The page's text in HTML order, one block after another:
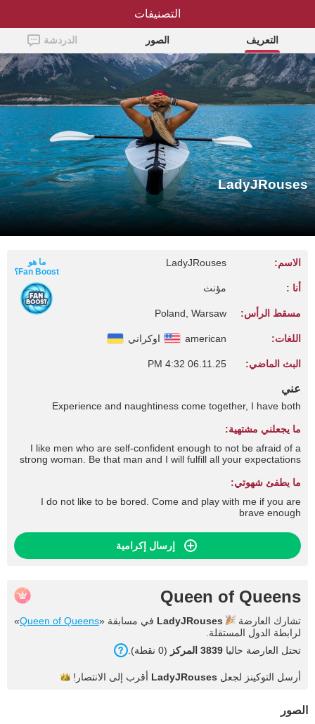
LadyJRouses
التعريف الصور الدردشة
LadyJRouses
الاسم: LadyJRouses
أنا : مؤنث
مسقط الرأس: Poland, Warsaw
اللغات: american اوكراني
البث الماضي: 06.11.25 4:32 PM
ما هو
Fan Boost؟
عني
Experience and naughtiness come together, I have both
ما يجعلني مشتهية:
I like men who are self-confident enough to not be afraid of a
strong woman. Be that man and I will fulfill all your expectations
ما يطفئ شهوتي:
I do not like to be bored. Come and play with me if you are
brave enough
إرسال إكرامية
Queen of Queens
تشارك العارضة LadyJRouses في مسابقة «Queen of Queens
»
لرابطة الدول المستقلة.
تحتل العارضة حاليا 3839 المركز (0 نقطة).
أرسل التوكينز لجعل LadyJRouses أقرب إلى الانتصار!
الصور
التصنيفات